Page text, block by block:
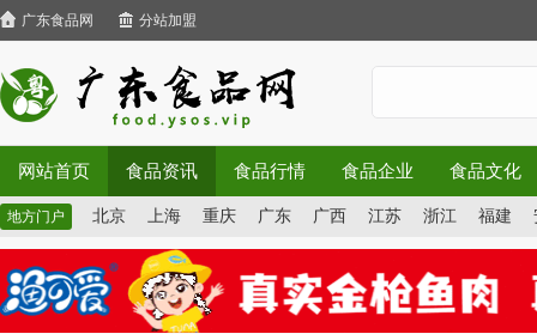
广东食品网 分站加盟
网站首页 食品资讯 食品行情 食品企业 食品文化
地方门户 北京 上海 重庆 广东 广西 江苏 浙江 福建